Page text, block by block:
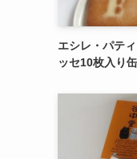
エシレ・パテ
ッセ10枚入り缶